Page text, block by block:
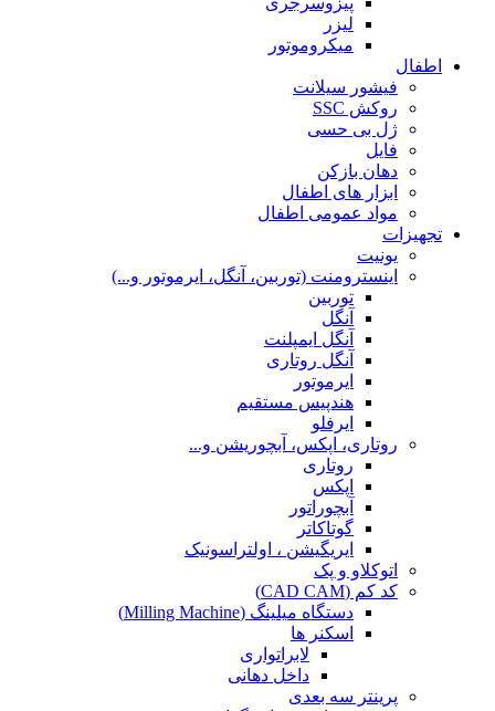
لیزر
میکروموتور
اطفال
فیشور سیلانت
روکش SSC
ژل بی حسی
فایل
دهان بازکن
ابزار های اطفال
مواد عمومی اطفال
تجهیزات
یونیت
اینسترومنت (توربین، آنگل، ایرموتور و...)
توربین
آنگل
آنگل ایمپلنت
آنگل روتاری
ایرموتور
هندپیس مستقیم
ایرفلو
روتاری، اپکس، آبچوریشن و...
روتاری
اپکس
آبچوراتور
گوتاکاتر
ایریگیشن ، اولتراسونیک
اتوکلاو و پک
کد کم (CAD CAM)
دستگاه میلینگ (Milling Machine)
اسکنر ها
لابراتواری
داخل دهانی
پرینتر سه بعدی